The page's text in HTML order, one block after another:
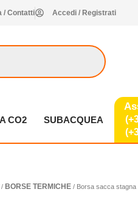
/ Contatti Accedi / Registrati
CO2 SUBACQUEA
/ BORSE TERMICHE / Borsa sacca stagna